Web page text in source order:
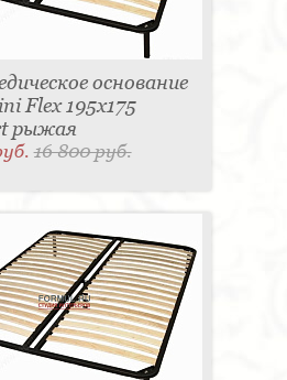
основание
Flex 195x175
рыжая
16 800 руб.